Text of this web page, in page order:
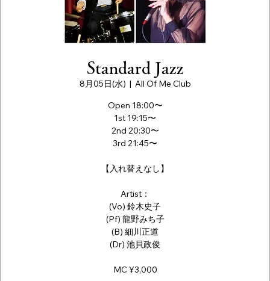
Standard Jazz
8月05日(水)
  |
All Of Me Club
Open 18:00〜
1st 19:15〜
2nd 20:30〜
3rd 21:45〜
【入れ替えなし】
Artist：
(Vo) 鈴木史子
(Pf) 龍野みち子
(B) 細川正道
(Dr) 池貝政俊
MC ¥3,000